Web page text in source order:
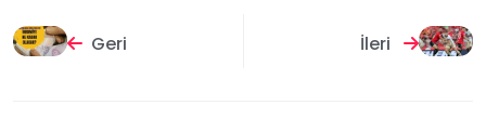
Geri İleri